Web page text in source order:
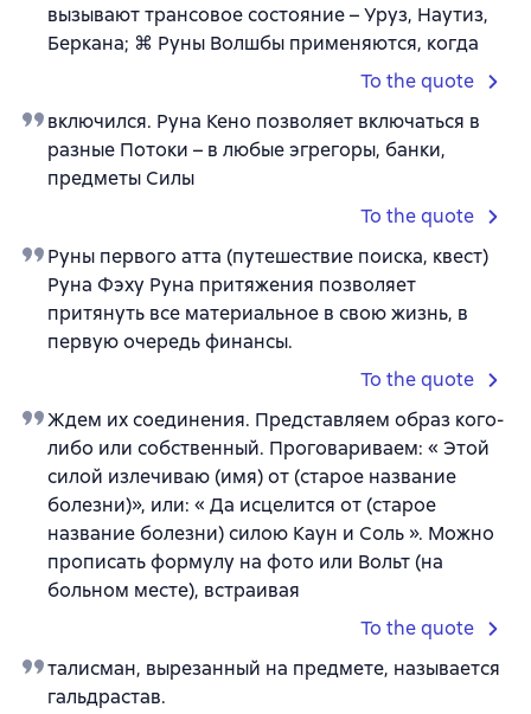
вызывают трансовое состояние – Уруз, Наутиз,
Беркана; ⌘ Руны Волшбы применяются, когда
To the quote
включился. Руна Кено позволяет включаться в
разные Потоки – в любые эгрегоры, банки,
предметы Силы
To the quote
Руны первого атта (путешествие поиска, квест)
Руна Фэху Руна притяжения позволяет
притянуть все материальное в свою жизнь, в
первую очередь финансы.
To the quote
Ждем их соединения. Представляем образ кого-
либо или собственный. Проговариваем: « Этой
силой излечиваю (имя) от (старое название
болезни)», или: « Да исцелится от (старое
название болезни) силою Каун и Соль ». Можно
прописать формулу на фото или Вольт (на
больном месте), встраивая
To the quote
талисман, вырезанный на предмете, называется
гальдрастав.